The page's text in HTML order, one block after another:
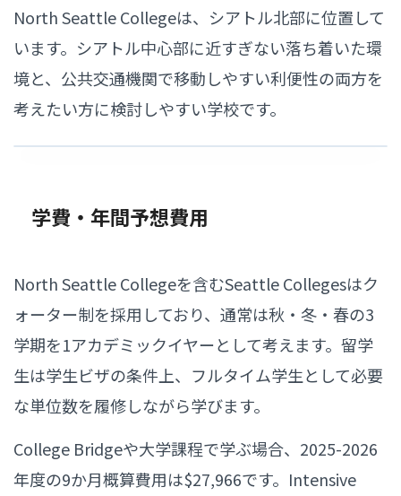
North Seattle Collegeは、シアトル北部に位置して
います。シアトル中心部に近すぎない落ち着いた環
境と、公共交通機関で移動しやすい利便性の両方を
考えたい方に検討しやすい学校です。
学費・年間予想費用
North Seattle Collegeを含むSeattle Collegesはク
ォーター制を採用しており、通常は秋・冬・春の3
学期を1アカデミックイヤーとして考えます。留学
生は学生ビザの条件上、フルタイム学生として必要
な単位数を履修しながら学びます。
College Bridgeや大学課程で学ぶ場合、2025-2026
年度の9か月概算費用は$27,966です。Intensive